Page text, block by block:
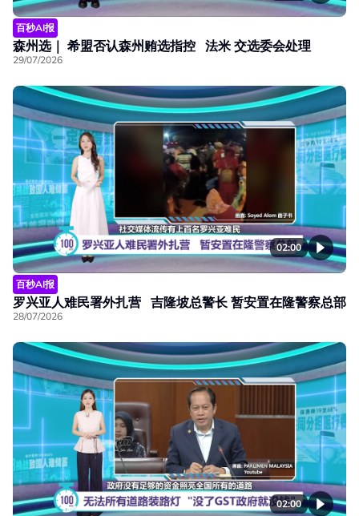
百秒AI报
森州选｜ 希盟否认森州贿选指控 法米 交选委会处理
29/07/2026
02:00
百秒AI报
罗兴亚人难民署外扎营 吉隆坡总警长 暂安置在隆警察总部
28/07/2026
02:00